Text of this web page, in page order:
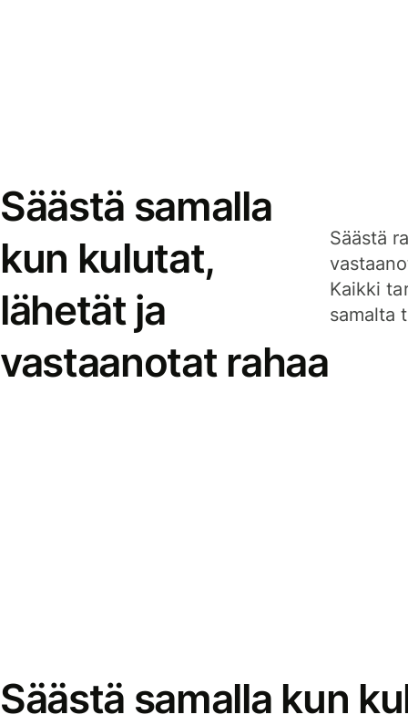
Säästä samalla
kun kulutat,
lähetät ja
vastaanotat rahaa
Säästä
Kaikki
samalta
Säästä samalla kun